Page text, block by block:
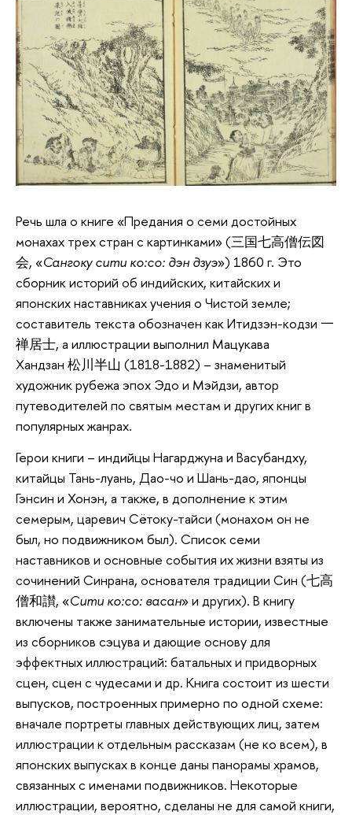
Речь шла о книге «Предания о семи достойных
монахах трех стран с картинками» (三国七高僧伝図
会, «Сангоку сити ко:со: дэн дзуэ») 1860 г. Это
сборник историй об индийских, китайских и
японских наставниках учения о Чистой земле;
составитель текста обозначен как Итидзэн-кодзи 一
禅居士, а иллюстрации выполнил Мацукава
Хандзан 松川半山 (1818-1882) – знаменитый
художник рубежа эпох Эдо и Мэйдзи, автор
путеводителей по святым местам и других книг в
популярных жанрах.
Герои книги – индийцы Нагарджуна и Васубандху,
китайцы Тань-луань, Дао-чо и Шань-дао, японцы
Гэнсин и Хонэн, а также, в дополнение к этим
семерым, царевич Сётоку-тайси (монахом он не
был, но подвижником был). Список семи
наставников и основные события их жизни взяты из
сочинений Синрана, основателя традиции Син (七高
僧和讃, «Сити ко:со: васан» и других). В книгу
включены также занимательные истории, известные
из сборников сэцува и дающие основу для
эффектных иллюстраций: батальных и придворных
сцен, сцен с чудесами и др. Книга состоит из шести
выпусков, построенных примерно по одной схеме:
вначале портреты главных действующих лиц, затем
иллюстрации к отдельным рассказам (не ко всем), в
японских выпусках в конце даны панорамы храмов,
связанных с именами подвижников. Некоторые
иллюстрации, вероятно, сделаны не для самой книги,